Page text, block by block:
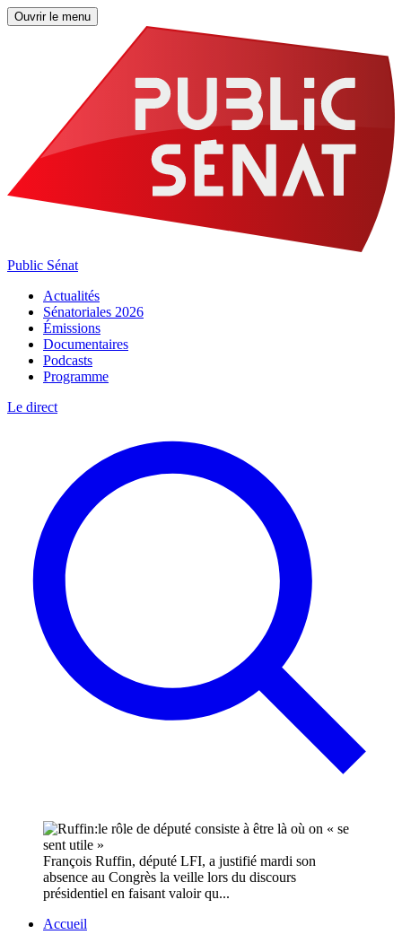
Ouvrir le menu
Public Sénat
Actualités
Sénatoriales 2026
Émissions
Documentaires
Podcasts
Programme
Le direct
François Ruffin, député LFI, a justifié mardi son
absence au Congrès la veille lors du discours
présidentiel en faisant valoir qu...
Accueil